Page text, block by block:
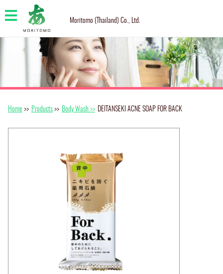
Moritomo (Thailand) Co., Ltd.
Home >> Products >> Body Wash >> DEITANSEKI ACNE SOAP FOR BACK